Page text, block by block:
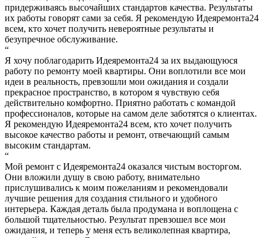
придерживаясь высочайших стандартов качества. Результаты
их работы говорят сами за себя. Я рекомендую Идеяремонта24
всем, кто хочет получить невероятные результаты и
безупречное обслуживание.
“
Я хочу поблагодарить Идеяремонта24 за их выдающуюся
работу по ремонту моей квартиры. Они воплотили все мои
идеи в реальность, превзошли мои ожидания и создали
прекрасное пространство, в котором я чувствую себя
действительно комфортно. Приятно работать с командой
профессионалов, которые на самом деле заботятся о клиентах.
Я рекомендую Идеяремонта24 всем, кто хочет получить
высокое качество работы и ремонт, отвечающий самым
высоким стандартам.
“
Мой ремонт с Идеяремонта24 оказался чистым восторгом.
Они вложили душу в свою работу, внимательно
прислушивались к моим пожеланиям и рекомендовали
лучшие решения для создания стильного и удобного
интерьера. Каждая деталь была продумана и воплощена с
большой тщательностью. Результат превзошел все мои
ожидания, и теперь у меня есть великолепная квартира,